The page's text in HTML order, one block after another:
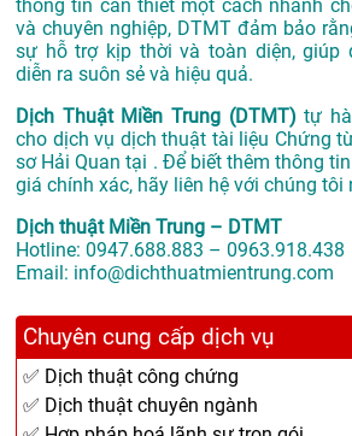
thông tin cần thiết một cách nhanh
và chuyên nghiệp, DTMT đảm bảo
sự hỗ trợ kịp thời và toàn diện, giúp
diễn ra suôn sẻ và hiệu quả.
Dịch Thuật Miền Trung (DTMT) tự
cho dịch vụ dịch thuật tài liệu Chứng
sơ Hải Quan tại . Để biết thêm thông
giá chính xác, hãy liên hệ với chúng tôi
Dịch thuật Miền Trung – DTMT
Hotline: 0947.688.883 – 0963.918.438
Email: info@dichthuatmientrung.com
Chuyên cung cấp dịch vụ
✅ Dịch thuật công chứng
✅ Dịch thuật chuyên ngành